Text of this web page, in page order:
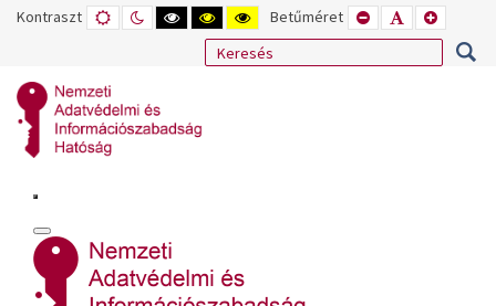
Kontraszt ALAPÉRTELMEZETT
MÓD
ÉJSZAKAI
MÓD
NAGY
KONTRASZTÚ
FEKETE-
FEHÉR
NAGY
KONTRASZTÚ
FEKETE
SÁRGA
NAGY
KONTRASZTÚ
SÁRGA
FEKETE
Betűméret KISEBB
BETŰTÍPUS
BEÁLLÍTÁSA
BETŰMÉRET
BEÁLLÍTÁSA